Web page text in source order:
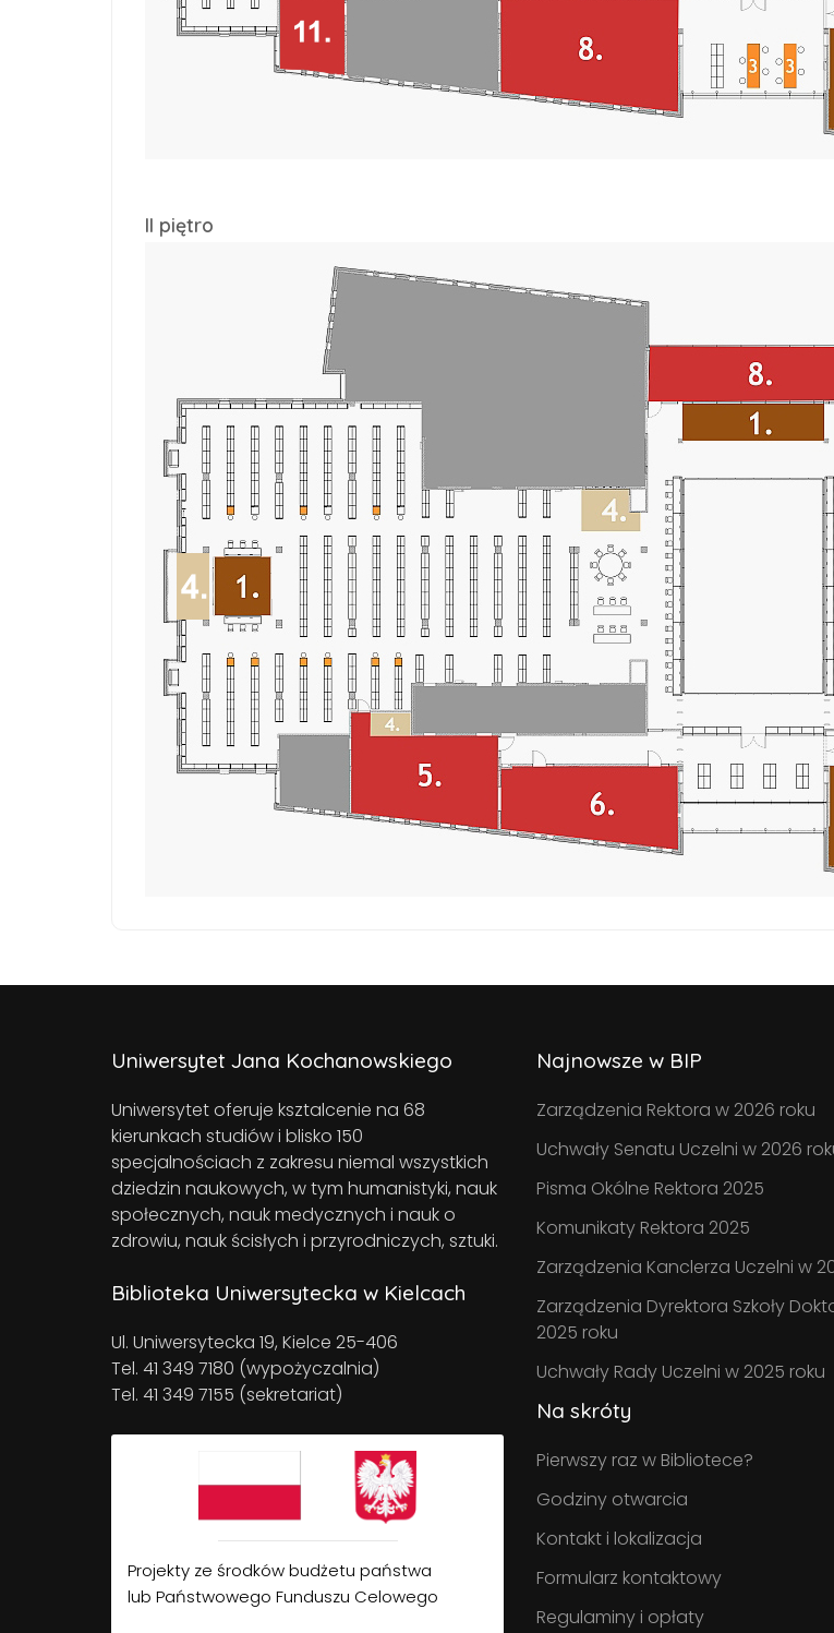
II piętro
Uniwersytet Jana Kochanowskiego
Uniwersytet oferuje ksztalcenie na 68
kierunkach studiów i blisko 150
specjalnościach z zakresu niemal wszystkich
dziedzin naukowych, w tym humanistyki, nauk
społecznych, nauk medycznych i nauk o
zdrowiu, nauk ścisłych i przyrodniczych, sztuki.
Biblioteka Uniwersytecka w Kielcach
Ul. Uniwersytecka 19, Kielce 25-406
Tel. 41 349 7180 (wypożyczalnia)
Tel. 41 349 7155 (sekretariat)
Projekty ze środków budżetu państwa
lub Państwowego Funduszu Celowego
Najnowsze w BIP
Zarządzenia Rektora w 2026 roku
Uchwały Senatu Uczelni w 2026
Pisma Okólne Rektora 2025
Komunikaty Rektora 2025
Zarządzenia Kanclerza Uczelni w
Zarządzenia Dyrektora Szkoły
2025 roku
Uchwały Rady Uczelni w 2025 roku
Na skróty
Pierwszy raz w Bibliotece?
Godziny otwarcia
Kontakt i lokalizacja
Formularz kontaktowy
Regulaminy i opłaty